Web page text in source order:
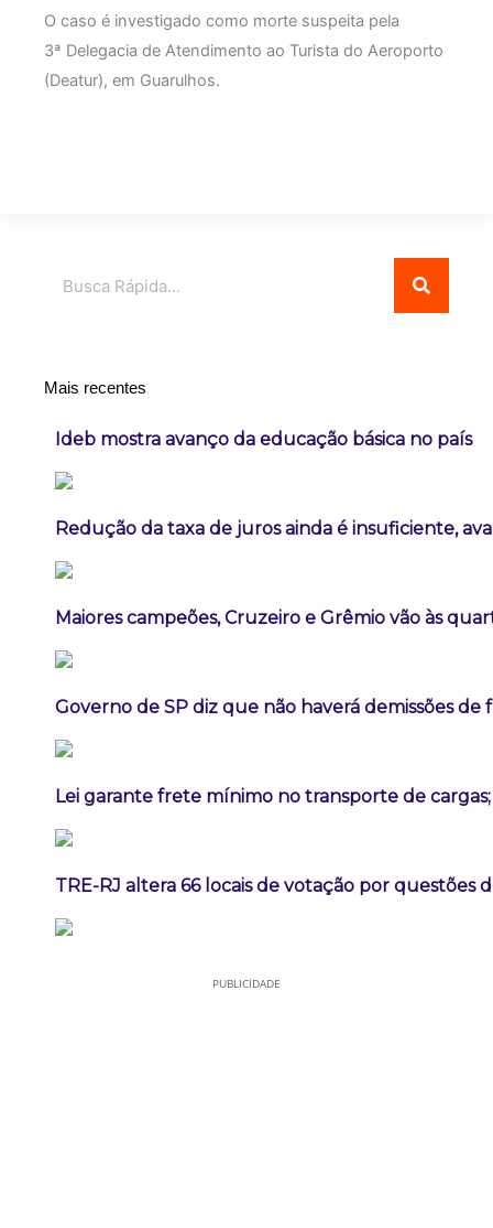
O caso é investigado como morte suspeita pela
3ª Delegacia de Atendimento ao Turista do Aeroporto
(Deatur), em Guarulhos.
Mais recentes
Ideb mostra avanço da educação básica no país
Redução da taxa de juros ainda é insuficiente,
Maiores campeões, Cruzeiro e Grêmio vão às
Governo de SP diz que não haverá demissões de
Lei garante frete mínimo no transporte de
TRE-RJ altera 66 locais de votação por questões
PUBLICIDADE